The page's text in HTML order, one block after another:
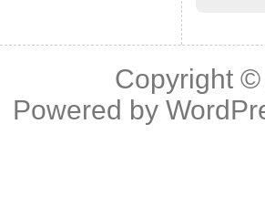
Copyright
Powered by